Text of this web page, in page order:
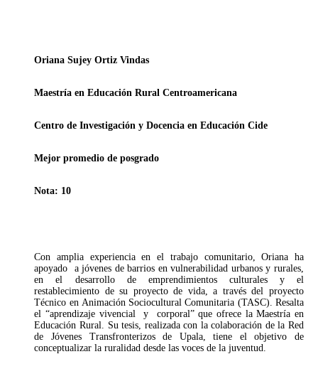
Oriana Sujey Ortiz Vindas
Maestría en Educación Rural Centroamericana
Centro de Investigación y Docencia en Educación Cide
Mejor promedio de posgrado
Nota: 10
Con amplia experiencia en el trabajo comunitario, Oriana ha
apoyado a jóvenes de barrios en vulnerabilidad urbanos y rurales,
en el desarrollo de emprendimientos culturales y el
restablecimiento de su proyecto de vida, a través del proyecto
Técnico en Animación Sociocultural Comunitaria (TASC). Resalta
el “aprendizaje vivencial y corporal” que ofrece la Maestría en
Educación Rural. Su tesis, realizada con la colaboración de la Red
de Jóvenes Transfronterizos de Upala, tiene el objetivo de
conceptualizar la ruralidad desde las voces de la juventud.